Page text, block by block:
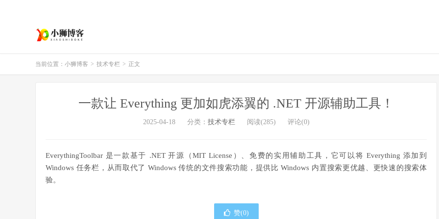
当前位置： 小狮博客 > 技术专栏 > 正文
一款让 Everything 更加如虎添翼的 .NET 开源辅助工具！
2025-04-18 分类： 技术专栏 阅读(285) 评论(0)
EverythingToolbar 是一款基于 .NET 开源（MIT License）、免费的实用辅助工具，它可以将 Everything 添加到
Windows 任务栏，从而取代了 Windows 传统的文件搜索功能，提供比 Windows 内置搜索更优越、更快速的搜索体
验。
赞(0)